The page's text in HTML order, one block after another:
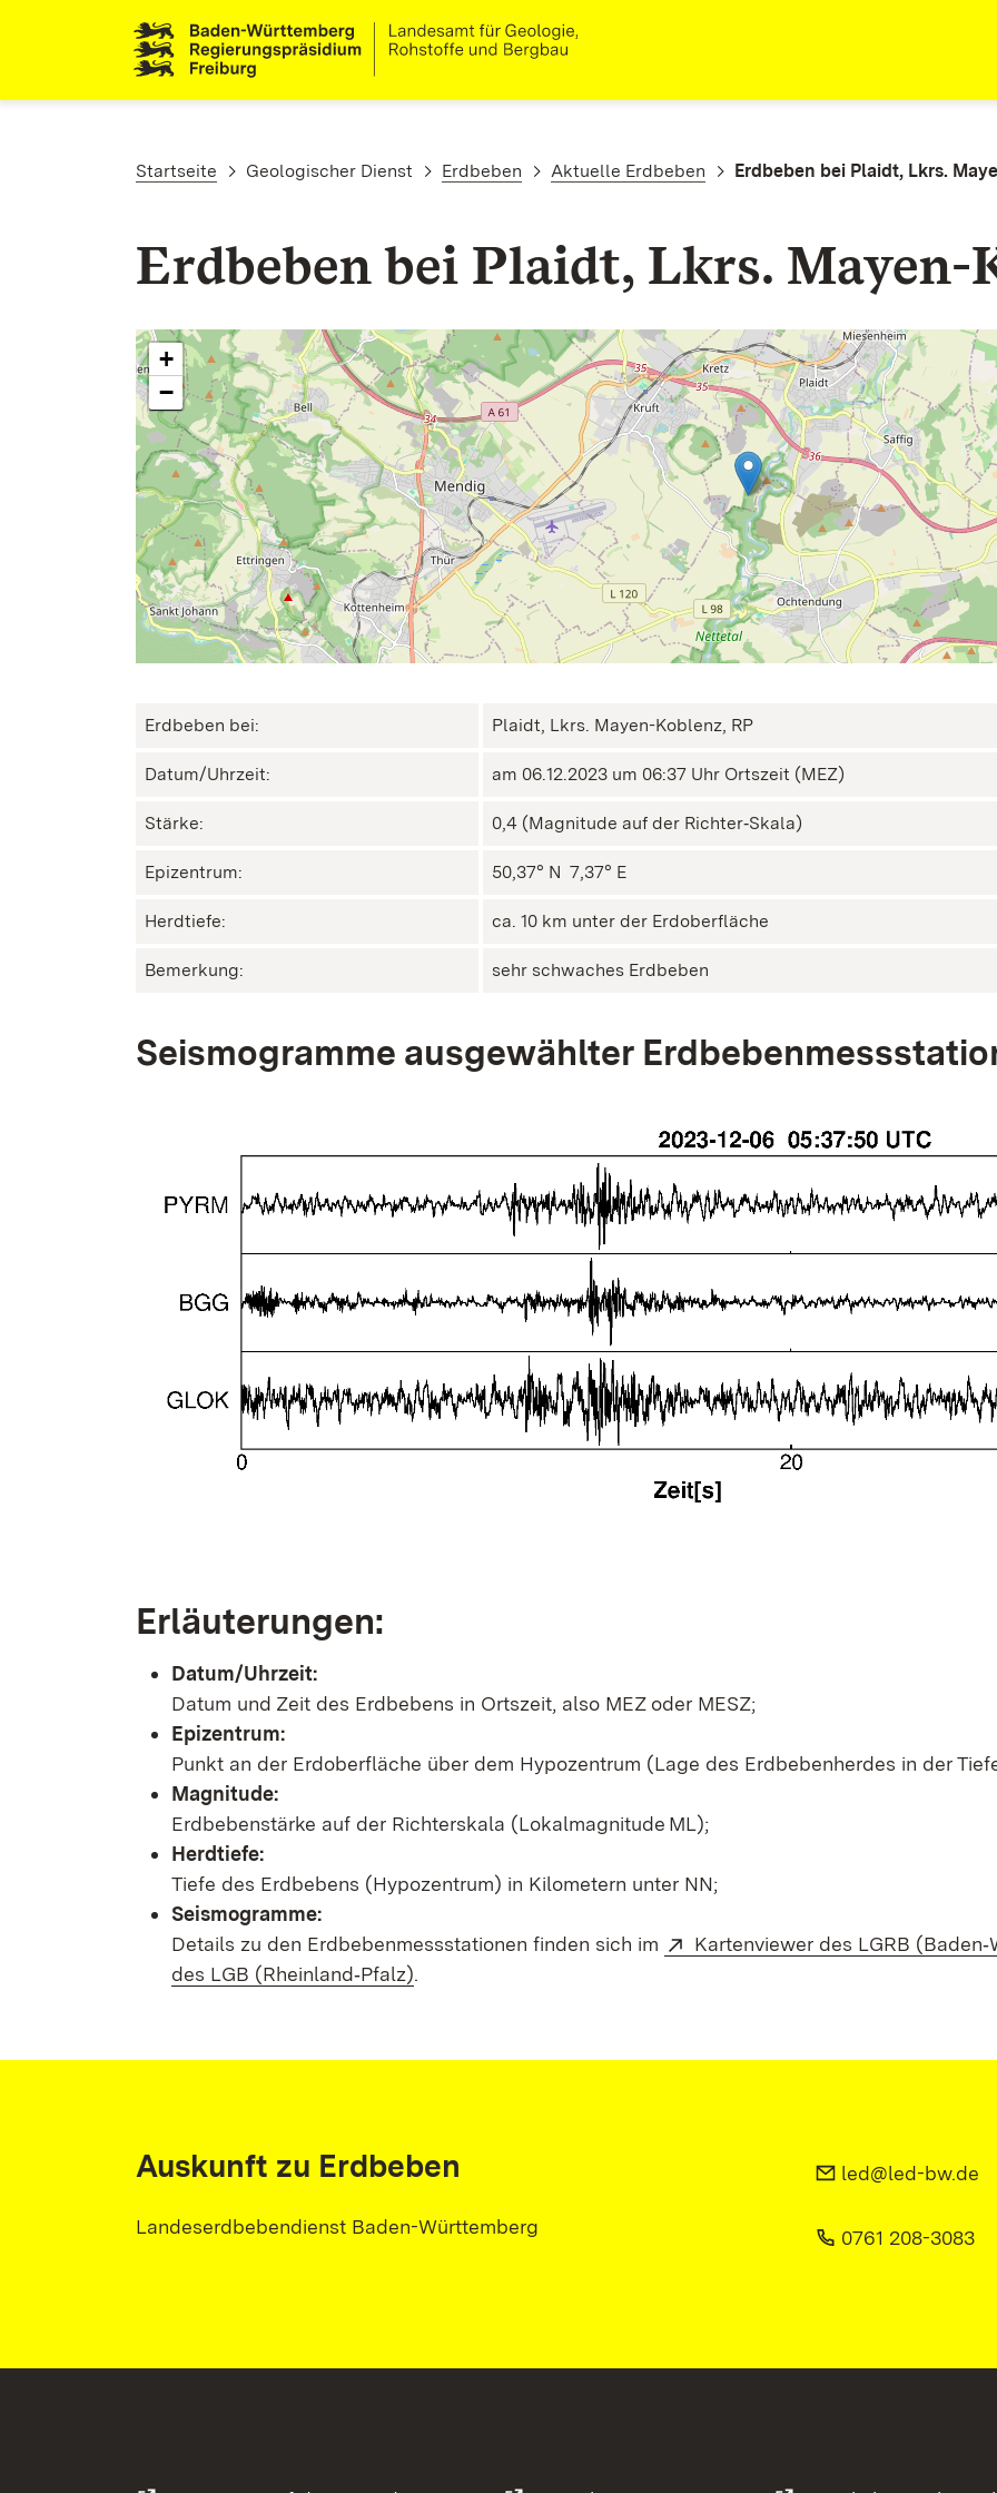
Pfadnavigation
Startseite Geologischer Dienst Erdbeben Aktuelle Erdbeben Erdbeben bei Plaidt, Lkrs.
Erdbeben bei Plaidt, Lkrs. Mayen-
+
−
Erdbeben bei: Plaidt, Lkrs. Mayen-Koblenz, RP
Datum/Uhrzeit: am 06.12.2023 um 06:37 Uhr Ortszeit (MEZ)
Stärke: 0,4 (Magnitude auf der Richter‑Skala)
Epizentrum: 50,37° N ㅤ 7,37° E
Herdtiefe: ca. 10 km unter der Erdoberfläche
Bemerkung: sehr schwaches Erdbeben
Seismogramme ausgewählter
Erläuterungen:
Datum/Uhrzeit:
Datum und Zeit des Erdbebens in Ortszeit, also MEZ oder MESZ;
Epizentrum:
Punkt an der Erdoberfläche über dem Hypozentrum (Lage des Erdbebenherdes in der
Magnitude:
Erdbebenstärke auf der Richterskala (Lokalmagnitude ML);
Herdtiefe:
Tiefe des Erdbebens (Hypozentrum) in Kilometern unter NN;
Seismogramme:
Details zu den Erdbebenmessstationen finden sich im
Kartenviewer des LGRB
des LGB (Rheinland‑Pfalz).
Auskunft zu Erdbeben
Landeserdbebendienst Baden-Württemberg
led@led-bw.de
0761 208-3083